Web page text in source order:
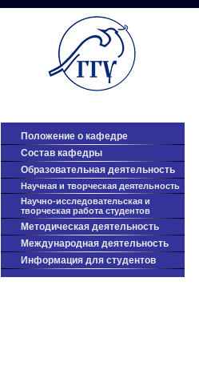
Положение о кафедре
Cостав кафедры
Образовательная деятельность
Научная и творческая деятельность
Научно-исследовательская и
творческая работа студентов
Методическая деятельность
Международная деятельность
Информация для студентов